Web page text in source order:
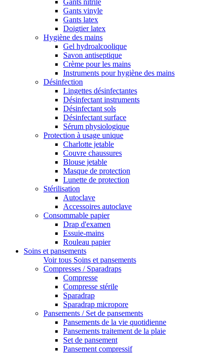
Gants nitrile
Gants vinyle
Gants latex
Doigtier latex
Hygiène des mains
Gel hydroalcoolique
Savon antiseptique
Crème pour les mains
Instruments pour hygiène des mains
Désinfection
Lingettes désinfectantes
Désinfectant instruments
Désinfectant sols
Désinfectant surface
Sérum physiologique
Protection à usage unique
Charlotte jetable
Couvre chaussures
Blouse jetable
Masque de protection
Lunette de protection
Stérilisation
Autoclave
Accessoires autoclave
Consommable papier
Drap d'examen
Essuie-mains
Rouleau papier
Soins et pansements
Voir tous Soins et pansements
Compresses / Sparadraps
Compresse
Compresse stérile
Sparadrap
Sparadrap micropore
Pansements / Set de pansements
Pansements de la vie quotidienne
Pansements traitement de la plaie
Set de pansement
Pansement compressif